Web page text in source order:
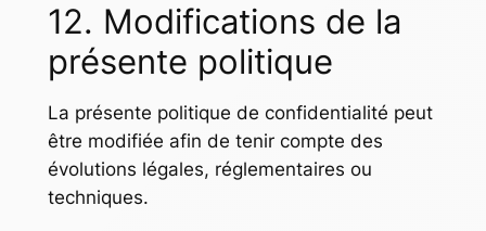
12. Modifications de la
présente politique
La présente politique de confidentialité peut
être modifiée afin de tenir compte des
évolutions légales, réglementaires ou
techniques.